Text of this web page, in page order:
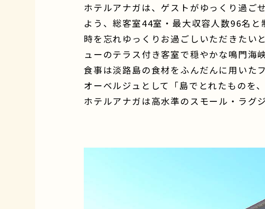
ホテルアナガは、ゲストがゆっくり過ご
よう、総客室44室・最大収容人数96名と
時を忘れゆっくりお過ごしいただきたい
ューのテラス付き客室で穏やかな鳴門海
食事は淡路島の食材をふんだんに用いた
オーベルジュとして「島でとれたものを
ホテルアナガは高水準のスモール・ラグ